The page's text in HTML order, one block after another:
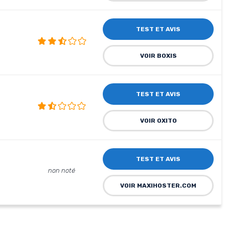
TEST ET AVIS
VOIR BOXIS
TEST ET AVIS
VOIR OXITO
non noté
TEST ET AVIS
VOIR MAXIHOSTER.COM